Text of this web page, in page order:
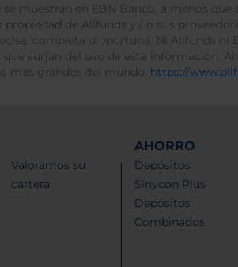
se muestran en EBN Banco, a menos
propiedad de Allfunds y / o sus
completa u oportuna. Ni Allfunds ni
que surjan del uso de esta información.
más grandes del mundo. https://
Valoramos su
cartera
AHORRO
Depósitos
Sinycon Plus
Depósitos
Combinados